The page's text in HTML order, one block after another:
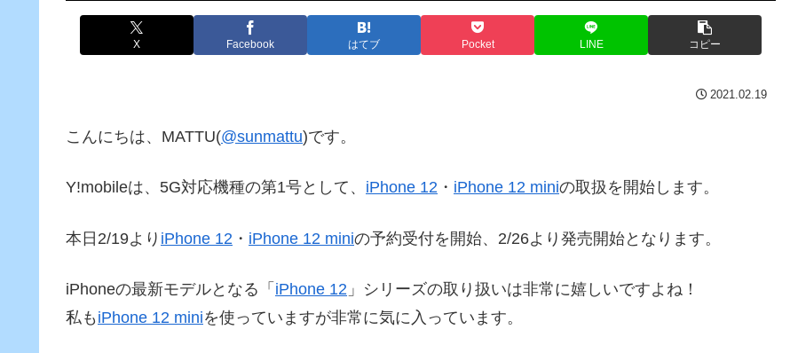
X Facebook はてブ Pocket LINE コピー
2021.02.19
こんにちは、MATTU(@sunmattu)です。
Y!mobileは、5G対応機種の第1号として、 iPhone 12 ・ iPhone 12 miniの取扱を開始します。
本日2/19より iPhone 12 ・ iPhone 12 miniの予約受付を開始、2/26より発売開始となります。
iPhoneの最新モデルとなる「 iPhone 12 」シリーズの取り扱いは非常に嬉しいですよね！
私も iPhone 12 miniを使っていますが非常に気に入っています。